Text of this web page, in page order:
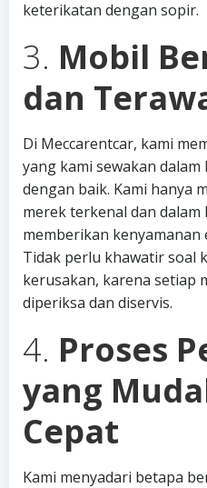
keterikatan dengan sopir.
3. Mobil
dan
Di Meccarentcar, kami
yang kami sewakan
dengan baik. Kami hanya
merek terkenal dan
memberikan
Tidak perlu khawatir soal
kerusakan, karena setiap
diperiksa dan diservis.
4. Proses
yang
Cepat
Kami menyadari betapa